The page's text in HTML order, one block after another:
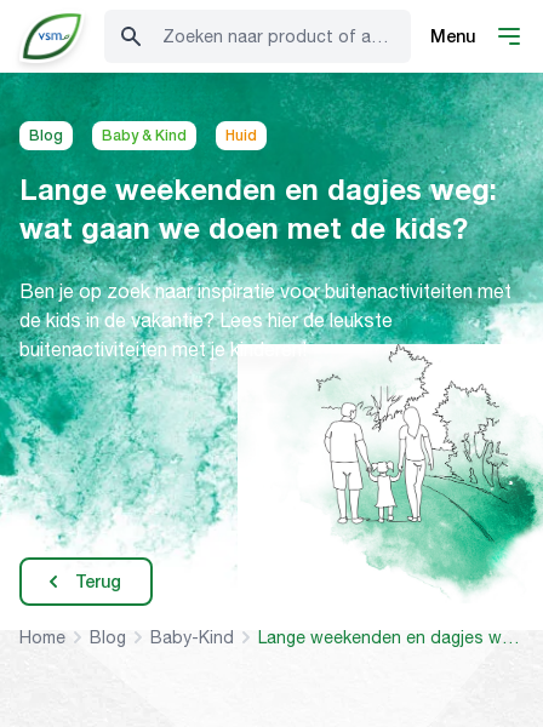
Zoeken naar product of advies Menu
Blog Baby & Kind Huid
Lange weekenden en dagjes weg:
wat gaan we doen met de kids?
Ben je op zoek naar inspiratie voor buitenactiviteiten met
de kids in de vakantie? Lees hier de leukste
buitenactiviteiten met je kinderen!
Terug
Home Blog Baby-Kind Lange weekenden en dagjes weg: wat gaan we doen met de kids?